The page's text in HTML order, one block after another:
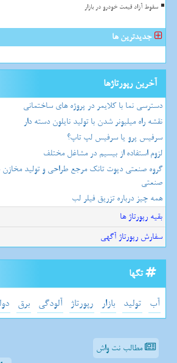
سقوط آزاد قیمت خودرو در بازار
جدیدترین ها
آخرین رپورتاژها
دسترسی نما با کلایمر در پروژه های ساختمانی
نقشه راه میلیونر شدن با تولید نایلون دسته دار
سرفیس پرو یا سرفیس لپ تاپ؟
لزوم استفاده از بیسیم در مشاغل مختلف
گروه صنعتی دپوت تانک مرجع طراحی و تولید
صنعتی
همه چیز درباره تزریق فیلر لب
بقیه رپورتاژ ها
سفارش رپورتاژ آگهی
تگها
آب تولید بازار رپورتاژ آلودگی برق
مطالب نت واش